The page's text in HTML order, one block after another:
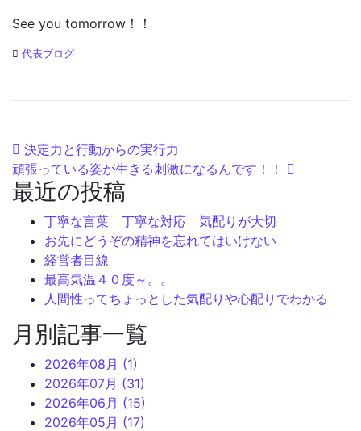
See you tomorrow！！
代表ブログ
投稿ナビゲーション
決定力と行動からの実行力
頑張っている姿が生きる刺激になるんです！！
最近の投稿
丁寧な言葉 丁寧な対応 気配りが大切
お先にどうぞの精神を忘れてはいけない
経営者目線
最高気温４０度～。。
人間性ってちょっとした気配りや心配りでわかる
月別記事一覧
2026年08月 (1)
2026年07月 (31)
2026年06月 (15)
2026年05月 (17)